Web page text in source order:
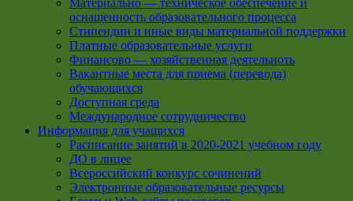
Материально — техническое обеспечение и
оснащенность образовательного процесса
Стипендии и иные виды материальной поддержки
Платные образовательные услуги
Финансово — хозяйственная деятельноть
Вакантные места для приема (перевода)
обучающихся
Доступная среда
Международное сотрудничество
Информация для учащихся
Расписание занятий в 2020-2021 учебном году
ДО в лицее
Всероссийский конкурс сочинений
Электронные образовательные ресурсы